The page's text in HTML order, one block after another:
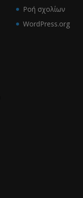
Ροή σχολίων
WordPress.org